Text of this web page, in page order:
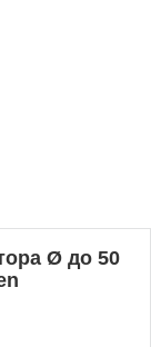
Ø до 50